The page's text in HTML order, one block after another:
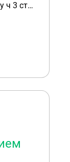
ч 3 ст